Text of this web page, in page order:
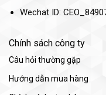
Wechat ID:
Chính sách công ty
Câu hỏi thường gặp
Hướng dẫn mua hàng